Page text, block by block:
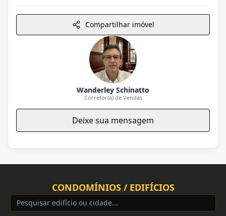
Compartilhar imóvel
Wanderley Schinatto
Corretor(a) de Vendas
Deixe sua mensagem
CONDOMÍNIOS / EDIFÍCIOS